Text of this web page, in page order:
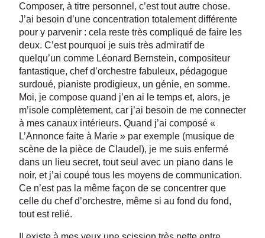
Composer, à titre personnel, c’est tout autre chose.
J’ai besoin d’une concentration totalement différente
pour y parvenir : cela reste très compliqué de faire les
deux. C’est pourquoi je suis très admiratif de
quelqu’un comme Léonard Bernstein, compositeur
fantastique, chef d’orchestre fabuleux, pédagogue
surdoué, pianiste prodigieux, un génie, en somme.
Moi, je compose quand j’en ai le temps et, alors, je
m’isole complètement, car j’ai besoin de me connecter
à mes canaux intérieurs. Quand j’ai composé «
L’Annonce faite à Marie » par exemple (musique de
scène de la pièce de Claudel), je me suis enfermé
dans un lieu secret, tout seul avec un piano dans le
noir, et j’ai coupé tous les moyens de communication.
Ce n’est pas la même façon de se concentrer que
celle du chef d’orchestre, même si au fond du fond,
tout est relié.